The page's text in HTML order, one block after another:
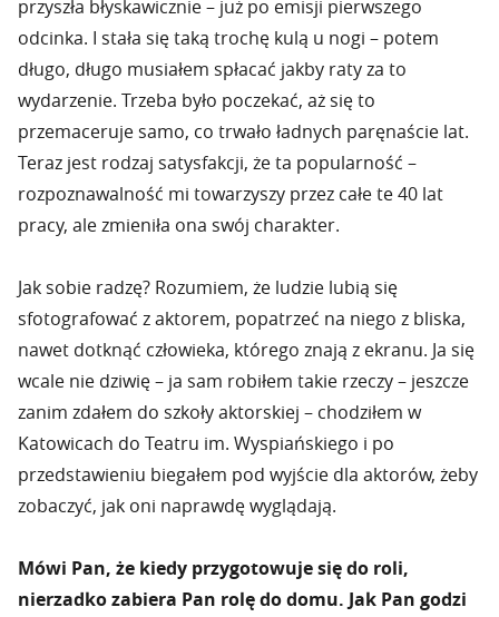
przyszła błyskawicznie – już po emisji pierwszego
odcinka. I stała się taką trochę kulą u nogi – potem
długo, długo musiałem spłacać jakby raty za to
wydarzenie. Trzeba było poczekać, aż się to
przemaceruje samo, co trwało ładnych paręnaście lat.
Teraz jest rodzaj satysfakcji, że ta popularność –
rozpoznawalność mi towarzyszy przez całe te 40 lat
pracy, ale zmieniła ona swój charakter.
Jak sobie radzę? Rozumiem, że ludzie lubią się
sfotografować z aktorem, popatrzeć na niego z bliska,
nawet dotknąć człowieka, którego znają z ekranu. Ja się
wcale nie dziwię – ja sam robiłem takie rzeczy – jeszcze
zanim zdałem do szkoły aktorskiej – chodziłem w
Katowicach do Teatru im. Wyspiańskiego i po
przedstawieniu biegałem pod wyjście dla aktorów, żeby
zobaczyć, jak oni naprawdę wyglądają.
Mówi Pan, że kiedy przygotowuje się do roli,
nierzadko zabiera Pan rolę do domu. Jak Pan godzi